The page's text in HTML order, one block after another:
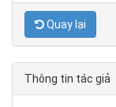
Quay lại
Thông tin tác giả